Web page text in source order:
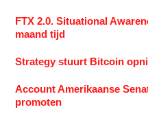
FTX 2.0. Situational
maand tijd
Strategy stuurt Bitcoin
Account Amerikaanse
promoten